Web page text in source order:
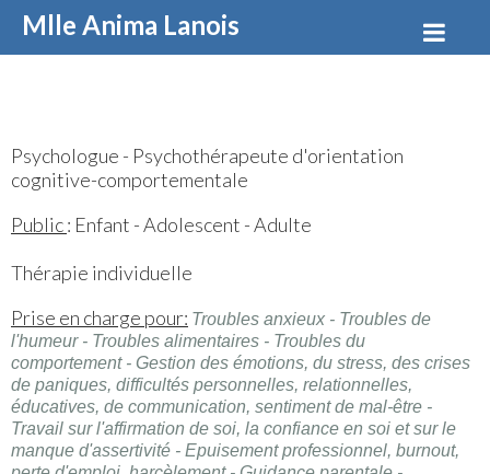
Mlle Anima Lanois
Psychologue - Psychothérapeute d'orientation
cognitive-comportementale
Public: Enfant - Adolescent - Adulte
Thérapie individuelle
Prise en charge pour: Troubles anxieux - Troubles de
l'humeur - Troubles alimentaires - Troubles du
comportement - Gestion des émotions, du stress, des crises
de paniques, difficultés personnelles, relationnelles,
éducatives, de communication, sentiment de mal-être -
Travail sur l'affirmation de soi, la confiance en soi et sur le
manque d'assertivité - Epuisement professionnel, burnout,